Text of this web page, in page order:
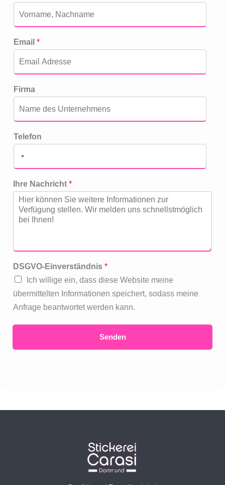
Email *
Firma
Telefon
Ihre Nachricht *
DSGVO-Einverständnis *
Ich willige ein, dass diese Website meine
übermittelten Informationen speichert, sodass meine
Anfrage beantwortet werden kann.
Senden